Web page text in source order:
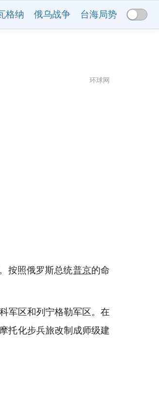
格纳 俄乌战争 台海局势
环球网
按照俄罗斯总统普京的命
军区和列宁格勒军区。在
托化步兵旅改制成师级建